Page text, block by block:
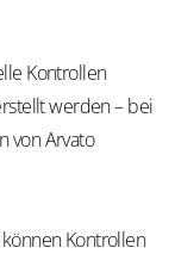
Kontrollen
werden – bei
von Arvato
Kontrollen